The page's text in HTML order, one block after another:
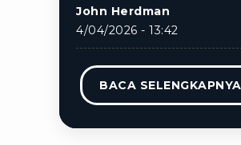
John Herdman
4/04/2026 - 13:42
BACA SELENGKAPNYA